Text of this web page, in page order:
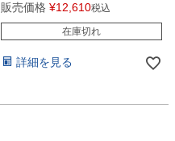
販売価格 ¥12,610税込
在庫切れ
詳細を見る